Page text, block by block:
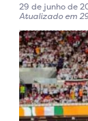
29 de junho de
Atualizado em